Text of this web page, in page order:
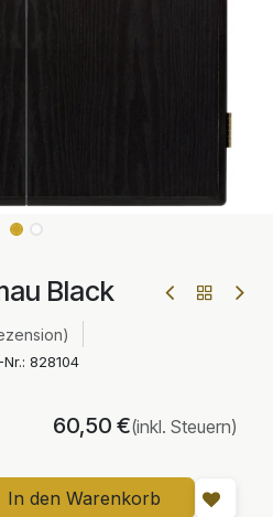
Black
828104
In den Warenkorb
60,50 €(inkl. Steuern)